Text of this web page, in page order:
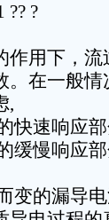
?? ?
作用下，
。在一般
,
快速响应
缓慢响应
变的漏导